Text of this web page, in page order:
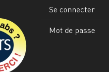
Se connecter
Mot de passe